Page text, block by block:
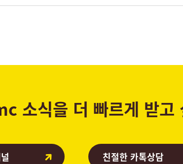
소식을 더 빠르게 받고
친절한 카톡상담